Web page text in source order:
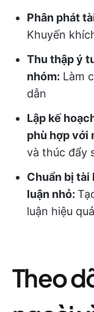
Phân phát
Khuyến
Thu thập ý
nhóm: Làm
dẫn
Lập kế
phù hợp với
và thúc đẩy
Chuẩn bị tài
luận nhỏ:
luận hiệu quả
Theo